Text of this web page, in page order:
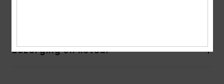
Bezorging en Retour